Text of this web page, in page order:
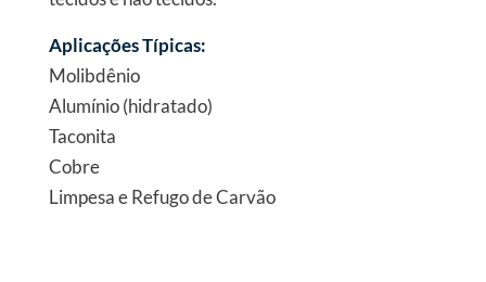
Aplicações Típicas:
Molibdênio
Alumínio (hidratado)
Taconita
Cobre
Limpesa e Refugo de Carvão